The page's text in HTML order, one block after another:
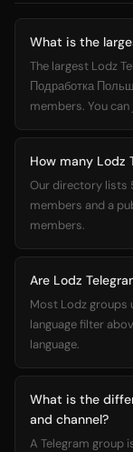
What is the
The largest Lodz
Подработка
members. You
How many Lodz
Our directory lists
members and a
members.
Are Lodz
Most Lodz groups
language filter
language.
What is the
and channel?
A Telegram group